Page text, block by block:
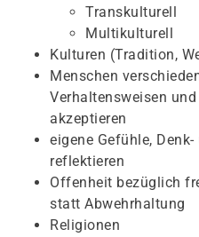
Transkulturell
Multikulturell
Kulturen (Tradition,
Menschen
Verhaltensweisen
akzeptieren
eigene Gefühle,
reflektieren
Offenheit bezüglich
statt Abwehrhaltung
Religionen